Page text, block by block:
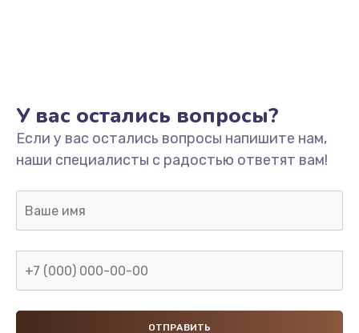
У вас остались вопросы?
Если у вас остались вопросы напишите нам,
наши специалисты с радостью ответят вам!